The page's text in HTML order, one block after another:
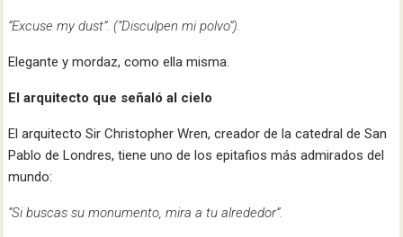
“Excuse my dust”. (“Disculpen mi polvo”).
Elegante y mordaz, como ella misma.
El arquitecto que señaló al cielo
El arquitecto Sir Christopher Wren, creador de la catedral de San
Pablo de Londres, tiene uno de los epitafios más admirados del
mundo:
“Si buscas su monumento, mira a tu alrededor”.